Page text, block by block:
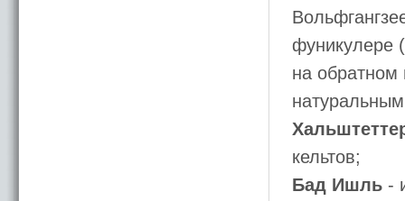
фуникулере
на обратном
кельтов;
Бад Ишль -